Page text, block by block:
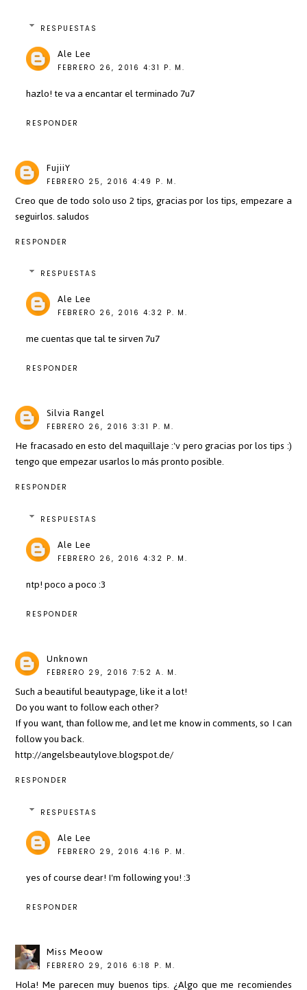
RESPUESTAS
Ale Lee
FEBRERO 26, 2016 4:31 P. M.
hazlo! te va a encantar el terminado 7u7
RESPONDER
FujiiY
FEBRERO 25, 2016 4:49 P. M.
Creo que de todo solo uso 2 tips, gracias por los tips, empezare a
seguirlos. saludos
RESPONDER
RESPUESTAS
Ale Lee
FEBRERO 26, 2016 4:32 P. M.
me cuentas que tal te sirven 7u7
RESPONDER
Silvia Rangel
FEBRERO 26, 2016 3:31 P. M.
He fracasado en esto del maquillaje :'v pero gracias por los tips :)
tengo que empezar usarlos lo más pronto posible.
RESPONDER
RESPUESTAS
Ale Lee
FEBRERO 26, 2016 4:32 P. M.
ntp! poco a poco :3
RESPONDER
Unknown
FEBRERO 29, 2016 7:52 A. M.
Such a beautiful beautypage, like it a lot!
Do you want to follow each other?
If you want, than follow me, and let me know in comments, so I can
follow you back.
http://angelsbeautylove.blogspot.de/
RESPONDER
RESPUESTAS
Ale Lee
FEBRERO 29, 2016 4:16 P. M.
yes of course dear! I'm following you! :3
RESPONDER
Miss Meoow
FEBRERO 29, 2016 6:18 P. M.
Hola! Me parecen muy buenos tips. ¿Algo que me recomiendes